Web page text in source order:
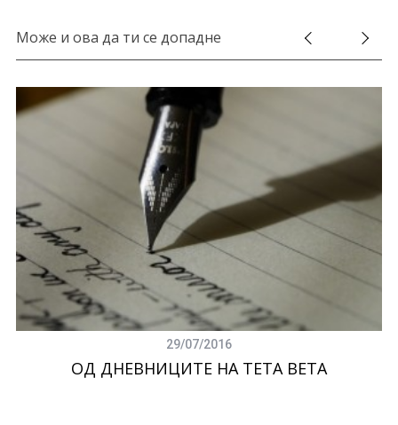
Може и ова да ти се допадне
29/07/2016
ОД ДНЕВНИЦИТЕ НА ТЕТА ВЕТА